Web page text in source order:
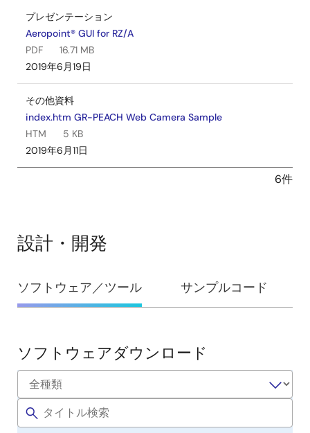
プレゼンテーション
Aeropoint® GUI for RZ/A
PDF
16.71 MB
2019年6月19日
その他資料
index.htm GR-PEACH Web Camera Sample
HTM
5 KB
2019年6月11日
6件
設計・開発
設
計・
発
ソフトウェア／ツール サンプルコード
ソ
フ
ト
ウ
ソフトウェアダウンロード